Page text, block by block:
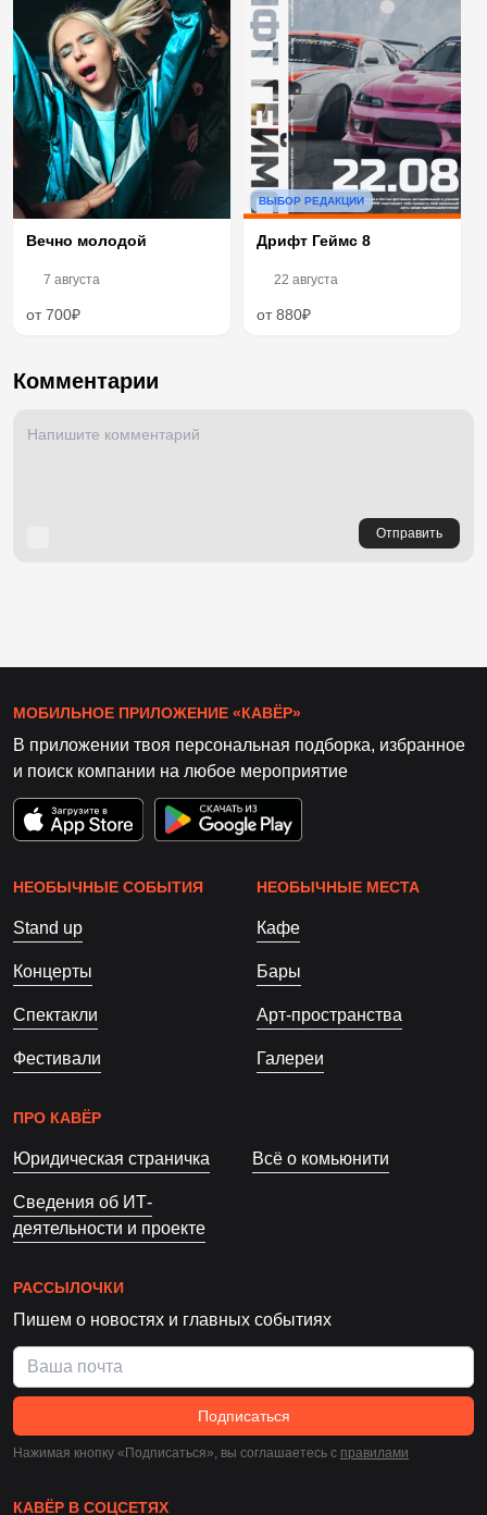
Вечно молодой
7 августа
от 700₽
ВЫБОР РЕДАКЦИИ
Дрифт Геймс 8
22 августа
от 880₽
Комментарии
Отправить
МОБИЛЬНОЕ ПРИЛОЖЕНИЕ «КАВЁР»
В приложении твоя персональная подборка, избранное
и поиск компании на любое мероприятие
НЕОБЫЧНЫЕ СОБЫТИЯ
Stand up
Концерты
Спектакли
Фестивали
НЕОБЫЧНЫЕ МЕСТА
Кафе
Бары
Арт-пространства
Галереи
ПРО КАВЁР
Юридическая страничка Всё о комьюнити
Сведения об ИТ-
деятельности и проекте
РАССЫЛОЧКИ
Пишем о новостях и главных событиях
Подписаться
Нажимая кнопку «Подписаться», вы соглашаетесь c правилами
КАВЁР В СОЦСЕТЯХ